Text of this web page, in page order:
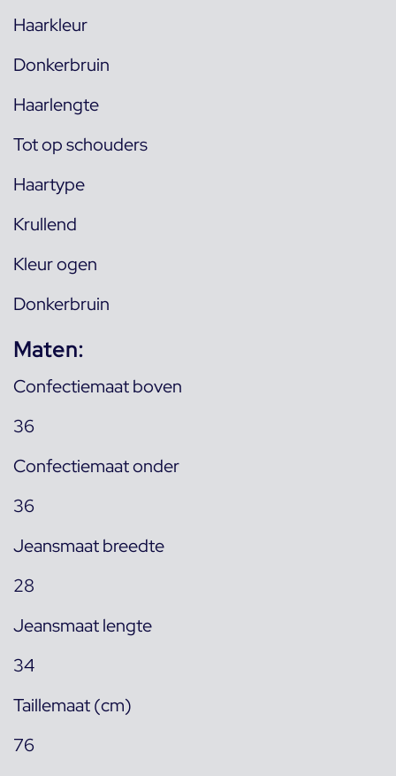
Haarkleur
Donkerbruin
Haarlengte
Tot op schouders
Haartype
Krullend
Kleur ogen
Donkerbruin
Maten:
Confectiemaat boven
36
Confectiemaat onder
36
Jeansmaat breedte
28
Jeansmaat lengte
34
Taillemaat (cm)
76